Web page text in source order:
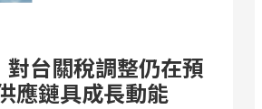
台關稅調整仍在預
應鏈具成長動能